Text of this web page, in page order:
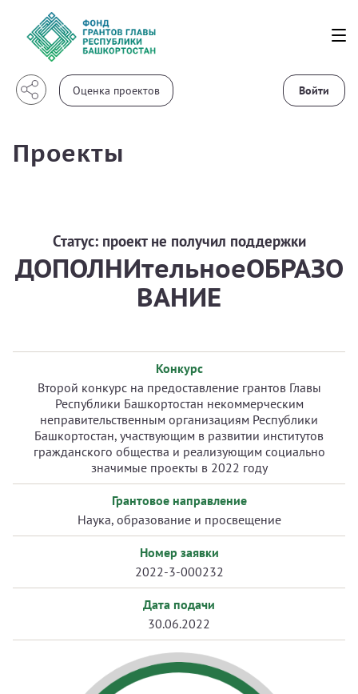
Войти
Проекты
Статус: проект не получил поддержки
ДОПОЛНИтельноеОБРАЗО
ВАНИЕ
Конкурс
Второй конкурс на предоставление грантов Главы
Республики Башкортостан некоммерческим
неправительственным организациям Республики
Башкортостан, участвующим в развитии институтов
гражданского общества и реализующим социально
значимые проекты в 2022 году
Грантовое направление
Наука, образование и просвещение
Номер заявки
2022-3-000232
Дата подачи
30.06.2022